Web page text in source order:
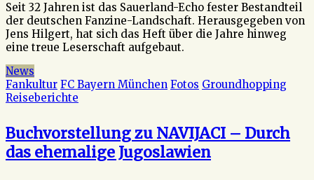
Seit 32 Jahren ist das Sauerland-Echo fester Bestandteil
der deutschen Fanzine-Landschaft. Herausgegeben von
Jens Hilgert, hat sich das Heft über die Jahre hinweg
eine treue Leserschaft aufgebaut.
News
Fankultur FC Bayern München Fotos Groundhopping
Reiseberichte
Buchvorstellung zu NAVIJACI – Durch
das ehemalige Jugoslawien